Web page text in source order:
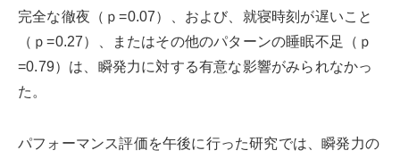
完全な徹夜（ｐ=0.07）、および、就寝時刻が遅いこと
（ｐ=0.27）、またはその他のパターンの睡眠不足（ｐ
=0.79）は、瞬発力に対する有意な影響がみられなかっ
た。
パフォーマンス評価を午後に行った研究では、瞬発力の